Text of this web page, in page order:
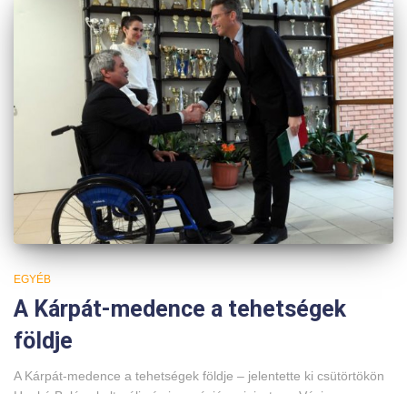
EGYÉB
A Kárpát-medence a tehetségek
földje
A Kárpát-medence a tehetségek földje – jelentette ki csütörtökön